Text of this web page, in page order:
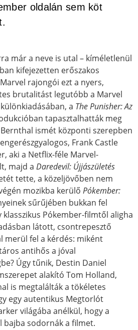
oldalán sem köt
már a neve is utal – kíméletlenül
kifejezetten erőszakos
rajongói ezt a nyers,
brutalitást legutóbb a Marvel
a The Punisher: Az
tapasztalhatták meg
ismét központi szerepben
Frank Castle
aki a Netflix-féle Marvel-
majd a Daredevil: Újjászületés
tette, a közeljövőben nem
mozikba kerülő Pókember:
sűrűjében bukkan fel
klasszikus Pókember-filmtől aligha
látott, csontrepesztő
merül fel a kérdés: miként
antihős a jóval
Úgy tűnik, Destin Daniel
alakító Tom Holland,
is megtalálták a tökéletes
egy autentikus Megtorlót
világába anélkül, hogy a
sodornák a filmet.